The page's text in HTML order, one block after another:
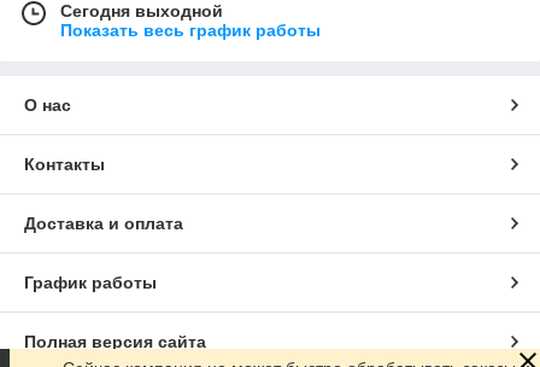
Сегодня выходной
Показать весь график работы
О нас
Контакты
Доставка и оплата
График работы
Полная версия сайта